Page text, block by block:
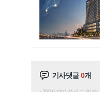
기사댓글0개